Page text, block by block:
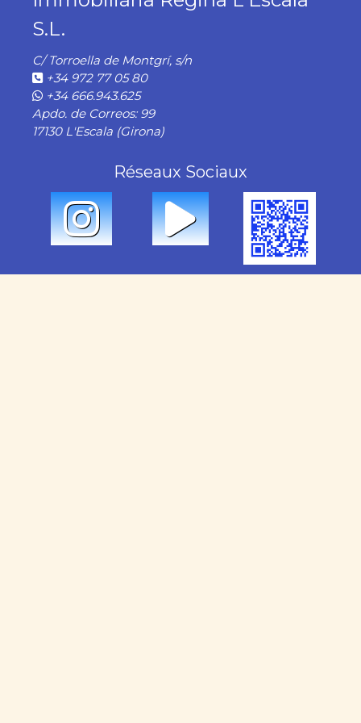
S.L.
C/ Torroella de Montgrí, s/n
+34 972 77 05 80
+34 666.943.625
Apdo. de Correos: 99
17130 L'Escala (Girona)
Réseaux Sociaux